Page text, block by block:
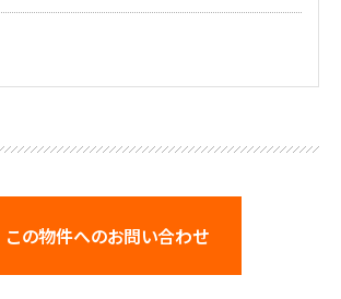
この物件へのお問い合わせ